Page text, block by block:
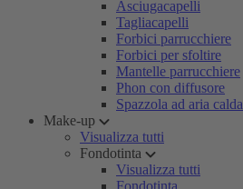
Asciugacapelli
Tagliacapelli
Forbici parrucchiere
Forbici per sfoltire
Mantelle parrucchiere
Phon con diffusore
Spazzola ad aria calda
Make-up
Visualizza tutti
Fondotinta
Visualizza tutti
Fondotinta